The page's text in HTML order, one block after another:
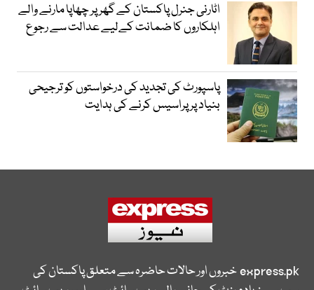
اٹارنی جنرل پاکستان کے گھر پر چھاپا مارنے والے
اہلکاروں کا ضمانت کےلیے عدالت سے رجوع
پاسپورٹ کی تجدید کی درخواستوں کو ترجیحی
بنیاد پر پراسیس کرنے کی ہدایت
express.pkخبروں اور حالات حاضرہ سے متعلق پاکستان کی